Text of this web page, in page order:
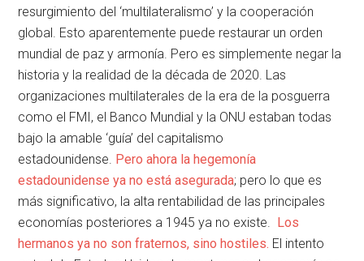
resurgimiento del ‘multilateralismo’ y la cooperación
global. Esto aparentemente puede restaurar un orden
mundial de paz y armonía. Pero es simplemente negar la
historia y la realidad de la década de 2020. Las
organizaciones multilaterales de la era de la posguerra
como el FMI, el Banco Mundial y la ONU estaban todas
bajo la amable ‘guía’ del capitalismo
estadounidense. Pero ahora la hegemonía
estadounidense ya no está asegurada; pero lo que es
más significativo, la alta rentabilidad de las principales
economías posteriores a 1945 ya no existe. Los
hermanos ya no son fraternos, sino hostiles. El intento